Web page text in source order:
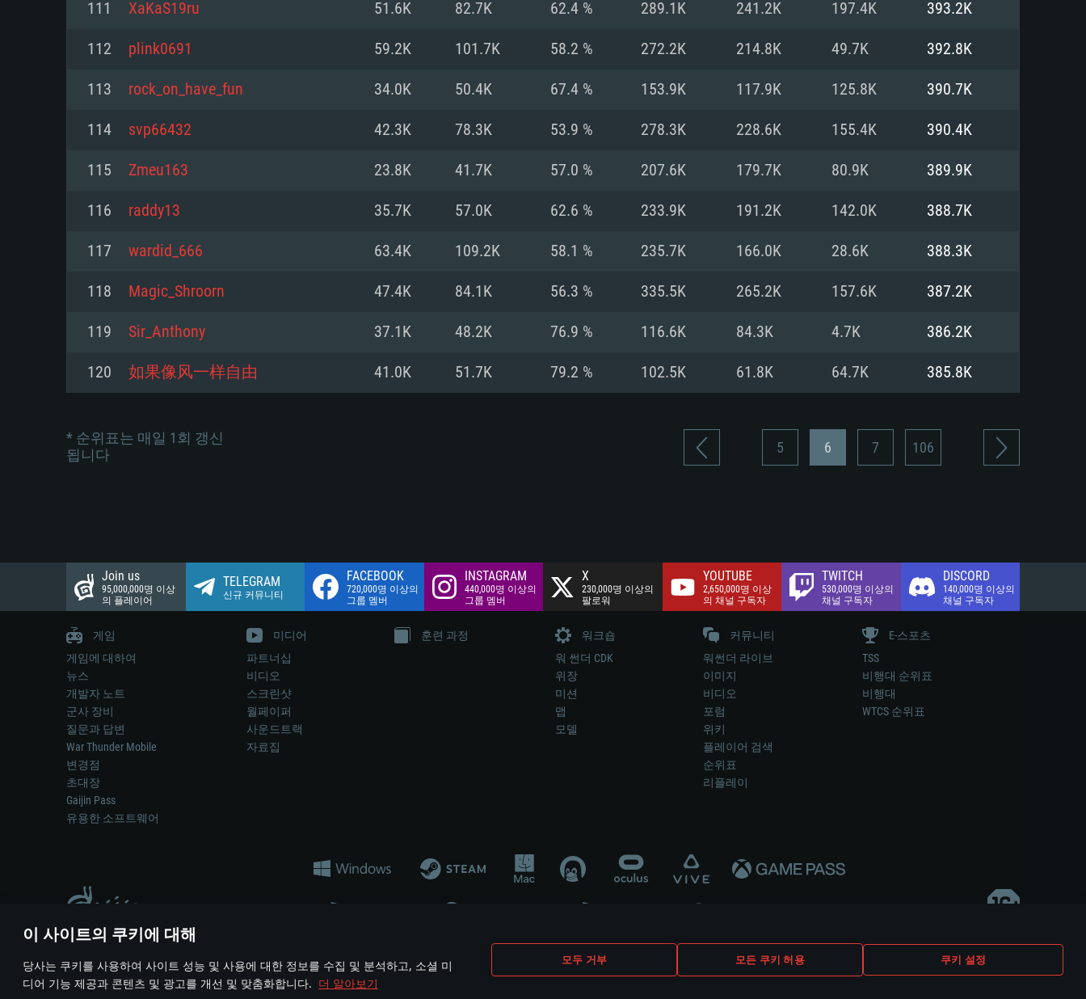
이 사이트의 쿠키에 대해
당사는 쿠키를 사용하여 사이트 성능 및 사용에 대한 정보를 수집 및 분석하고, 소셜 미
디어 기능 제공과 콘텐츠 및 광고를 개선 및 맞춤화합니다. 더 알아보기
모두 거부 모든 쿠키 허용 쿠키 설정
운영체제: Windows 10 (64 bit)
프로세서: 2.2 GHz 듀얼코어 이상
메모리: 4GB
그래픽 카드: DirectX 11 이상을 지원하는 AMD
해상도: 720p
네트워크: 브로드밴드 인터넷
여유 저장 공간: 22.1 GB (최소 클라이언트)
운영체제: Windows 10/11 (64 bit)
프로세서: Intel Core i5 또는 Ryzen 5 3600 이상
메모리: 16 GB 이상
그래픽 카드: DirectX 11 이상을 지원하는 Nvidia
운영체제: Mac OS Big Sur 11.0
프로세서: 최소 2.2 GHz의 Core i5 (Intel Xeon 은 지
(Mac), 혹은 이와 비슷한 성능을 가지는 Mac 버전
의 AMD/Nvidia. 최소 해상도: 720p
네트워크: 브로드밴드 인터넷
여유 저장 공간: 22.1 GB (최소 클라이언트)
운영체제: Mac OS Big Sur 11.0
프로세서: Core i7 (Intel Xeon 은 지원하지 않습니
상
네트워크: 브로드밴드 인터넷
여유 저장 공간: 62.2 GB (전체 클라이언트)
운영체제: 64bit Linux 중 최신 버전
프로세서: 2.4 GHz 듀얼코어
메모리: 4 GB
그래픽 카드: Vulkan 을 지원하고, 최신 그래픽 드라
와 동급의 성능을 가지며 최신 그래픽 드라이버를
지원하는 AMD (6개월 미만; 최소사양 지원 해상도
운영체제: Ubuntu 20.04 64bit
프로세서: Intel Core i7
메모리: 16 GB
그래픽 카드: Vulkan 을 지원하고, 최신 그래픽 드라
와 동급의 성능을 가지며 최신 그래픽 드라이버를
지원하는 AMD RX 570 (6개월 미만; 최소사양 지원
111 XaKaS19ru 51.6K 82.7K 62.4 % 289.1K 241.2K 197.4K 393.2K
112 plink0691 59.2K 101.7K 58.2 % 272.2K 214.8K 49.7K 392.8K
113 rock_on_have_fun 34.0K 50.4K 67.4 % 153.9K 117.9K 125.8K 390.7K
114 svp66432 42.3K 78.3K 53.9 % 278.3K 228.6K 155.4K 390.4K
115 Zmeu163 23.8K 41.7K 57.0 % 207.6K 179.7K 80.9K 389.9K
116 raddy13 35.7K 57.0K 62.6 % 233.9K 191.2K 142.0K 388.7K
117 wardid_666 63.4K 109.2K 58.1 % 235.7K 166.0K 28.6K 388.3K
118 Magic_Shroorn 47.4K 84.1K 56.3 % 335.5K 265.2K 157.6K 387.2K
119 Sir_Anthony 37.1K 48.2K 76.9 % 116.6K 84.3K 4.7K 386.2K
120 如果像风一样自由 41.0K 51.7K 79.2 % 102.5K 61.8K 64.7K 385.8K
* 순위표는 매일 1회 갱신
됩니다
5 6 7 106
Join us
95,000,000명 이상
의 플레이어
TELEGRAM
신규 커뮤니티
FACEBOOK
720,000명 이상의
그룹 멤버
INSTAGRAM
440,000명 이상의
그룹 멤버
X
230,000명 이상의
팔로워
YOUTUBE
2,650,000명 이상
의 채널 구독자
TWITCH
530,000명 이상의
채널 구독자
DISCORD
140,000명 이상의
채널 구독자
게임
게임에 대하여
뉴스
개발자 노트
군사 장비
질문과 답변
War Thunder Mobile
변경점
초대장
Gaijin Pass
유용한 소프트웨어
미디어
파트너십
비디오
스크린샷
월페이퍼
사운드트랙
자료집
훈련 과정
워크숍
워 썬더 CDK
위장
미션
맵
모델
커뮤니티
워썬더 라이브
이미지
비디오
포럼
위키
플레이어 검색
순위표
리플레이
E-스포츠
TSS
비행대 순위표
비행대
WTCS 순위표
게임 에서 어떠한 현실의 무기나 차량을 묘사하는 것은 무기 개발 업체나 장비 제조 업체가 게임 개발 후원 또는 홍보에 참여하지 않습니다..
© 2011—2026 Gaijin Games Kft. All trademarks, logos and brand names are the property of their respective owners.
이용 약관 이용 약관